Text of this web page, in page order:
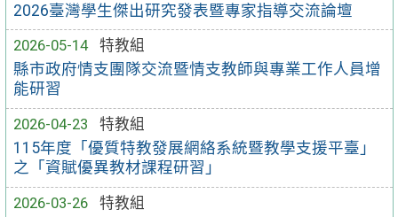
2026臺灣學生傑出研究發表暨專家指導交流論壇
2026-05-14
特教組
縣市政府情支團隊交流暨情支教師與專業工作人員增
能研習
2026-04-23
特教組
115年度「優質特教發展網絡系統暨教學支援平臺」
之「資賦優異教材課程研習」
2026-03-26
特教組